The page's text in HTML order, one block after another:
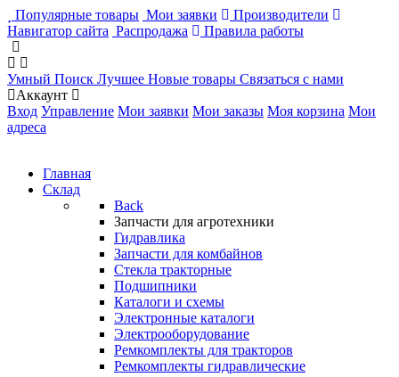
Популярные товары Мои заявки
Производители
Навигатор сайта Распродажа Правила работы
Умный Поиск Лучшее Новые товары Связаться с нами
Аккаунт
Вход Управление Мои заявки Мои заказы Моя корзина Мои
адреса
Главная
Склад
Back
Запчасти для агротехники
Гидравлика
Запчасти для комбайнов
Стекла тракторные
Подшипники
Каталоги и схемы
Электронные каталоги
Электрооборудование
Ремкомплекты для тракторов
Ремкомплекты гидравлические